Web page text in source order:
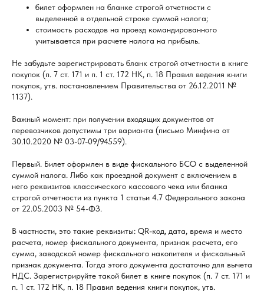
билет оформлен на бланке строгой отчетности с
выделенной в отдельной строке суммой налога;
стоимость расходов на проезд командированного
учитывается при расчете налога на прибыль.
Не забудьте зарегистрировать бланк строгой отчетности в книге
покупок (п. 7 ст. 171 и п. 1 ст. 172 НК, п. 18 Правил ведения книги
покупок, утв. постановлением Правительства от 26.12.2011 №
1137).
Важный момент: при получении входящих документов от
перевозчиков допустимы три варианта (письмо Минфина от
30.10.2020 № 03-07-09/94559).
Первый. Билет оформлен в виде фискального БСО с выделенной
суммой налога. Либо как проездной документ с включением в
него реквизитов классического кассового чека или бланка
строгой отчетности из пункта 1 статьи 4.7 Федерального закона
от 22.05.2003 № 54-ФЗ.
В частности, это такие реквизиты: QR-код, дата, время и место
расчета, номер фискального документа, признак расчета, его
сумма, заводской номер фискального накопителя и фискальный
признак документа. Тогда этого документа достаточно для вычета
НДС. Зарегистрируйте такой билет в книге покупок (п. 7 ст. 171 и
п. 1 ст. 172 НК, п. 18 Правил ведения книги покупок, утв.